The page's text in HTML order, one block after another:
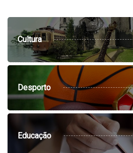
Cultura
Desporto
Educação